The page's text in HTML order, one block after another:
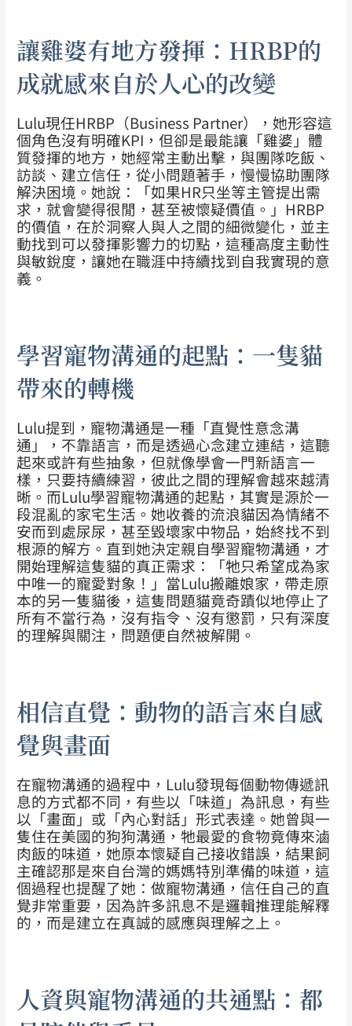
讓雞婆有地方發揮：HRBP的
成就感來自於人心的改變
Lulu現任HRBP（Business Partner），她形容這
個角色沒有明確KPI，但卻是最能讓「雞婆」體
質發揮的地方，她經常主動出擊，與團隊吃飯、
訪談、建立信任，從小問題著手，慢慢協助團隊
解決困境。她說：「如果HR只坐等主管提出需
求，就會變得很閒，甚至被懷疑價值。」HRBP
的價值，在於洞察人與人之間的細微變化，並主
動找到可以發揮影響力的切點，這種高度主動性
與敏銳度，讓她在職涯中持續找到自我實現的意
義。
學習寵物溝通的起點：一隻貓
帶來的轉機
Lulu提到，寵物溝通是一種「直覺性意念溝
通」，不靠語言，而是透過心念建立連結，這聽
起來或許有些抽象，但就像學會一門新語言一
樣，只要持續練習，彼此之間的理解會越來越清
晰。而Lulu學習寵物溝通的起點，其實是源於一
段混亂的家宅生活。她收養的流浪貓因為情緒不
安而到處尿尿，甚至毀壞家中物品，始終找不到
根源的解方。直到她決定親自學習寵物溝通，才
開始理解這隻貓的真正需求：「牠只希望成為家
中唯一的寵愛對象！」當Lulu搬離娘家，帶走原
本的另一隻貓後，這隻問題貓竟奇蹟似地停止了
所有不當行為，沒有指令、沒有懲罰，只有深度
的理解與關注，問題便自然被解開。
相信直覺：動物的語言來自感
覺與畫面
在寵物溝通的過程中，Lulu發現每個動物傳遞訊
息的方式都不同，有些以「味道」為訊息，有些
以「畫面」或「內心對話」形式表達。她曾與一
隻住在美國的狗狗溝通，牠最愛的食物竟傳來滷
肉飯的味道，她原本懷疑自己接收錯誤，結果飼
主確認那是來自台灣的媽媽特別準備的味道，這
個過程也提醒了她：做寵物溝通，信任自己的直
覺非常重要，因為許多訊息不是邏輯推理能解釋
的，而是建立在真誠的感應與理解之上。
人資與寵物溝通的共通點：都